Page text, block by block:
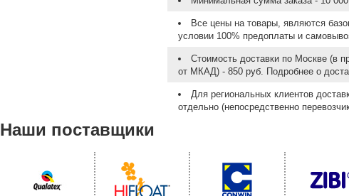
Все цены на товары, являются
условии 100% предоплаты и
Стоимость доставки по Москве (в
от МКАД) - 850 руб. Подробнее о
Для региональных клиентов
отдельно (непосредственно
Наши поставщики